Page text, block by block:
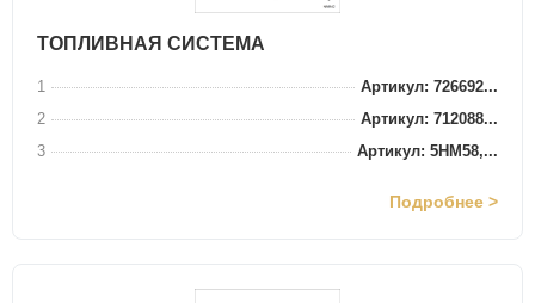
ТОПЛИВНАЯ СИСТЕМА
1
Артикул: 726692...
2
Артикул: 712088...
3
Артикул: 5HM58,...
Подробнее >